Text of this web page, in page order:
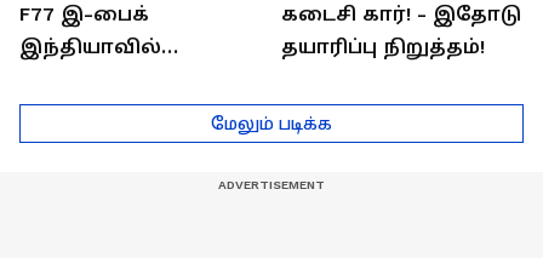
F77 இ-பைக்
இந்தியாவில்
சார்ஜில் 307கி.மீ
பயணம்!
கடைசி கார்! - இதோடு
தயாரிப்பு நிறுத்தம்!
மேலும் படிக்க